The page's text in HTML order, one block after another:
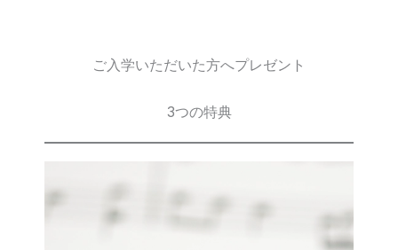
ご入学いただいた方へプレゼント
3つの特典